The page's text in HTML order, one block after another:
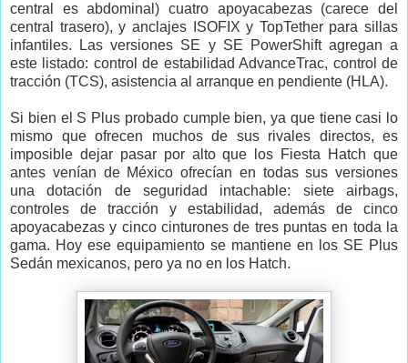
central es abdominal) cuatro apoyacabezas (carece del
central trasero), y anclajes ISOFIX y TopTether para sillas
infantiles. Las versiones SE y SE PowerShift agregan a
este listado: control de estabilidad AdvanceTrac, control de
tracción (TCS), asistencia al arranque en pendiente (HLA).
Si bien el S Plus probado cumple bien, ya que tiene casi lo
mismo que ofrecen muchos de sus rivales directos, es
imposible dejar pasar por alto que los Fiesta Hatch que
antes venían de México ofrecían en todas sus versiones
una dotación de seguridad intachable: siete airbags,
controles de tracción y estabilidad, además de cinco
apoyacabezas y cinco cinturones de tres puntas en toda la
gama. Hoy ese equipamiento se mantiene en los SE Plus
Sedán mexicanos, pero ya no en los Hatch.